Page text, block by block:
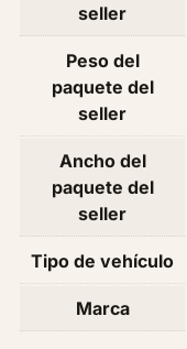
ñ
c
seller
Peso del
paquete del
seller
Ancho del
paquete del
seller
Tipo de vehículo
Marca